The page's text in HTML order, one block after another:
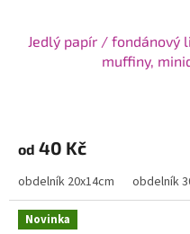
Jedlý papír / fondánový
muffiny,
od 40 Kč
obdelník 20x14cm obdelník
Novinka